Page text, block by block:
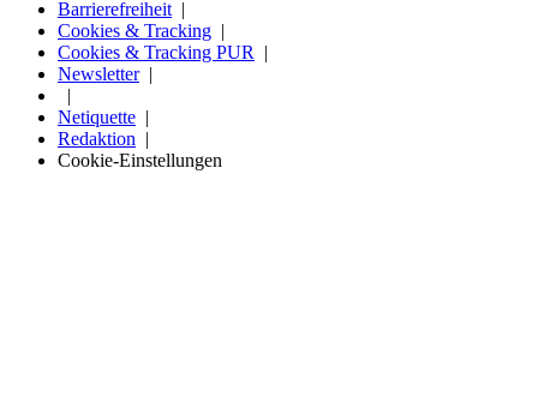
Barrierefreiheit
Cookies & Tracking
Cookies & Tracking PUR
Newsletter
Netiquette
Redaktion
Cookie-Einstellungen